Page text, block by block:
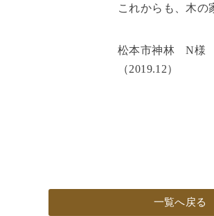
これからも、木の
松本市神林 N様
（2019.12）
一覧へ戻る